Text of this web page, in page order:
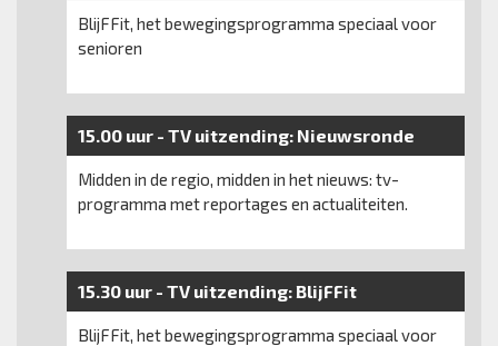
BlijFFit, het bewegingsprogramma speciaal voor
senioren
15.00 uur - TV uitzending: Nieuwsronde
Midden in de regio, midden in het nieuws: tv-
programma met reportages en actualiteiten.
15.30 uur - TV uitzending:BlijFFit
BlijFFit, het bewegingsprogramma speciaal voor